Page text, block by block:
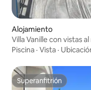
Alojamiento
Villa Vanille con vistas
Piscina · Vista ·
Superanfitrión
Superanfitrión